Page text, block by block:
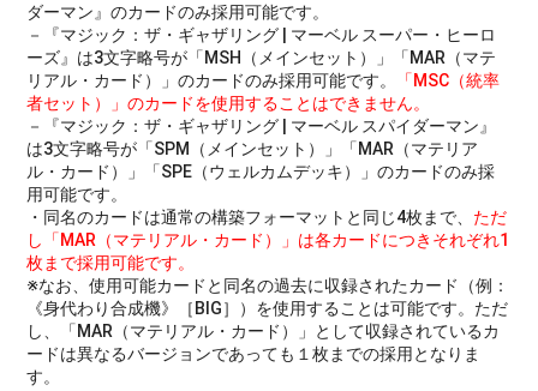
ダーマン』のカードのみ採用可能です。
－『マジック：ザ・ギャザリング | マーベル スーパー・ヒーロ
ーズ』は3文字略号が「MSH（メインセット）」「MAR（マテ
リアル・カード）」のカードのみ採用可能です。
「MSC（統率
者セット）」のカードを使用することはできません。
－『マジック：ザ・ギャザリング | マーベル スパイダーマン』
は3文字略号が「SPM（メインセット）」「MAR（マテリア
ル・カード）」「SPE（ウェルカムデッキ）」のカードのみ採
用可能です。
・同名のカードは通常の構築フォーマットと同じ4枚まで、 ただ
し「MAR（マテリアル・カード）」は各カードにつきそれぞれ1
枚まで採用可能です。
※なお、使用可能カードと同名の過去に収録されたカード（例：
《身代わり合成機》［BIG］）を使用することは可能です。ただ
し、「MAR（マテリアル・カード）」として収録されているカ
ードは異なるバージョンであっても１枚までの採用となりま
す。